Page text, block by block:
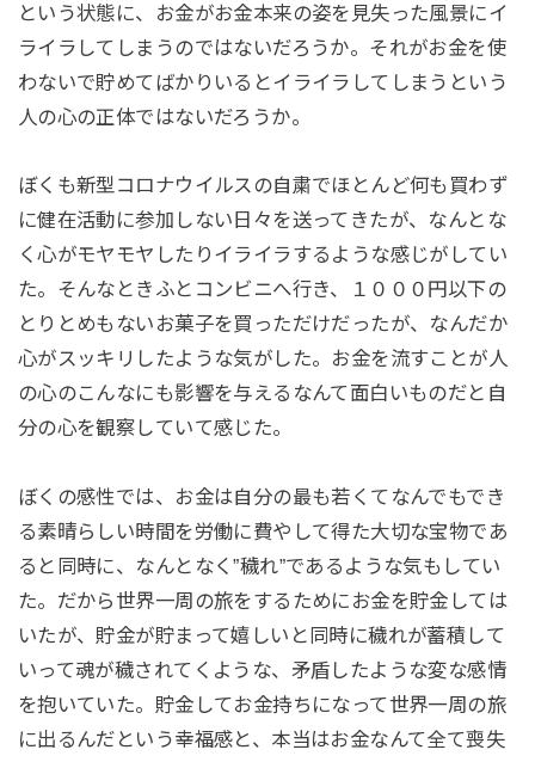
という状態に、お金がお金本来の姿を見失った風景にイ
ライラしてしまうのではないだろうか。それがお金を使
わないで貯めてばかりいるとイライラしてしまうという
人の心の正体ではないだろうか。
ぼくも新型コロナウイルスの自粛でほとんど何も買わず
に健在活動に参加しない日々を送ってきたが、なんとな
く心がモヤモヤしたりイライラするような感じがしてい
た。そんなときふとコンビニへ行き、１０００円以下の
とりとめもないお菓子を買っただけだったが、なんだか
心がスッキリしたような気がした。お金を流すことが人
の心のこんなにも影響を与えるなんて面白いものだと自
分の心を観察していて感じた。
ぼくの感性では、お金は自分の最も若くてなんでもでき
る素晴らしい時間を労働に費やして得た大切な宝物であ
ると同時に、なんとなく”穢れ”であるような気もしてい
た。だから世界一周の旅をするためにお金を貯金しては
いたが、貯金が貯まって嬉しいと同時に穢れが蓄積して
いって魂が穢されてくような、矛盾したような変な感情
を抱いていた。貯金してお金持ちになって世界一周の旅
に出るんだという幸福感と、本当はお金なんて全て喪失